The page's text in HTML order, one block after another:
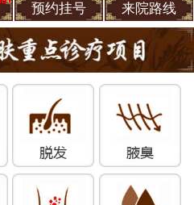
预约挂号 来院路线